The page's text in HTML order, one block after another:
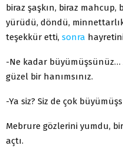
biraz şaşkın, biraz mahcup,
yürüdü, döndü,
teşekkür etti, sonra
-Ne kadar büyümüşsünüz…
güzel bir hanımsınız.
-Ya siz? Siz de çok
Mebrure gözlerini yumdu,
açtı.